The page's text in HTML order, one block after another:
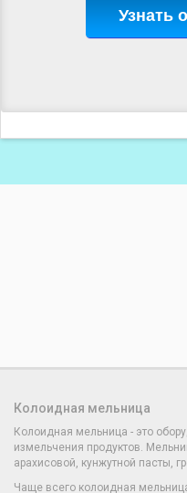
Узнать
Колоидная мельница
Колоидная мельница - это
измельчения продуктов.
арахисовой, кунжутной пасты,
Чаще всего колоидная